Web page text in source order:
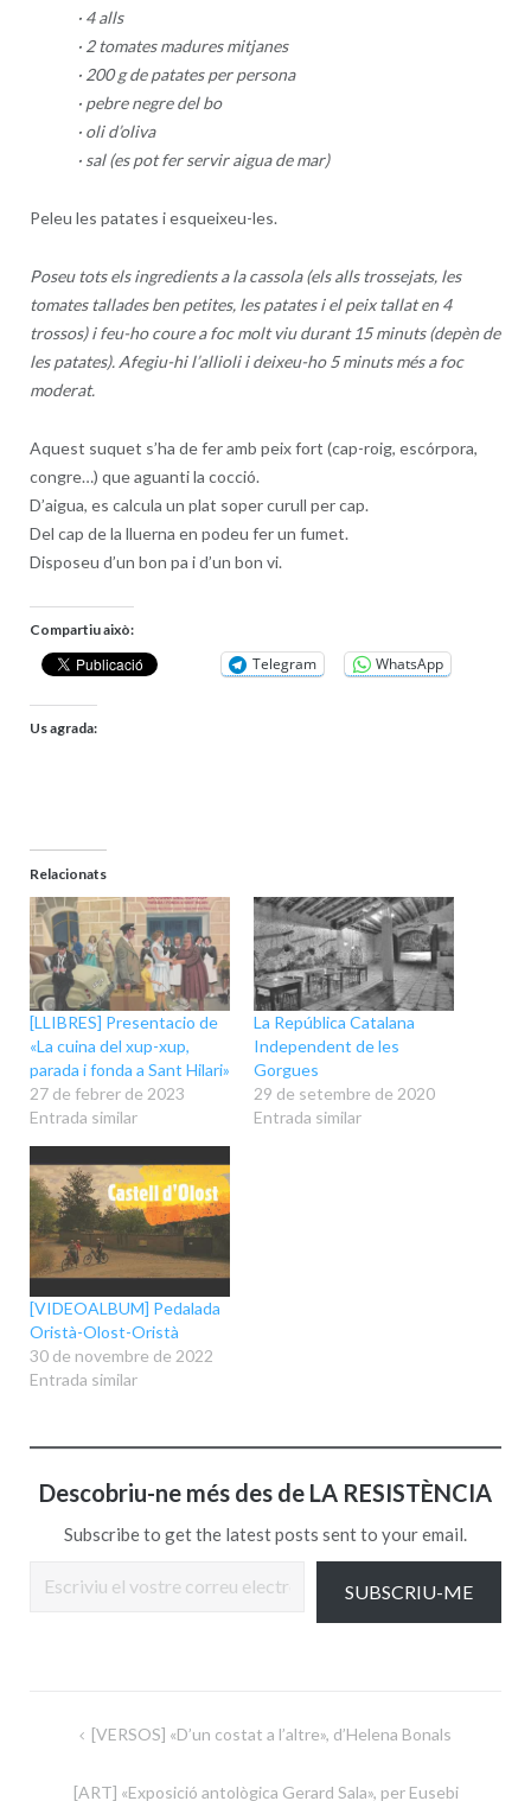
· 4 alls
· 2 tomates madures mitjanes
· 200 g de patates per persona
· pebre negre del bo
· oli d’oliva
· sal (es pot fer servir aigua de mar)
Peleu les patates i esqueixeu-les.
Poseu tots els ingredients a la cassola (els alls trossejats, les
tomates tallades ben petites, les patates i el peix tallat en 4
trossos) i feu-ho coure a foc molt viu durant 15 minuts (depèn de
les patates). Afegiu-hi l’allioli i deixeu-ho 5 minuts més a foc
moderat.
Aquest suquet s’ha de fer amb peix fort (cap-roig, escórpora,
congre…) que aguanti la cocció.
D’aigua, es calcula un plat soper curull per cap.
Del cap de la lluerna en podeu fer un fumet.
Disposeu d’un bon pa i d’un bon vi.
Compartiu això:
Telegram WhatsApp
Us agrada:
Relacionats
[LLIBRES] Presentacio de
«La cuina del xup-xup,
parada i fonda a Sant Hilari»
27 de febrer de 2023
Entrada similar
La República Catalana
Independent de les
Gorgues
29 de setembre de 2020
Entrada similar
[VIDEOALBUM] Pedalada
Oristà-Olost-Oristà
30 de novembre de 2022
Entrada similar
Descobriu-ne més des de LA RESISTÈNCIA
Subscribe to get the latest posts sent to your email.
SUBSCRIU-ME
Navegació
[VERSOS] «D’un costat a l’altre», d’Helena Bonals
[ART] «Exposició antològica Gerard Sala», per Eusebi